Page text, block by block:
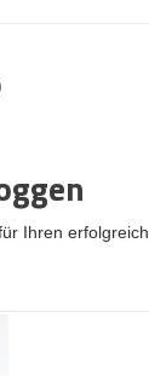
Ihren